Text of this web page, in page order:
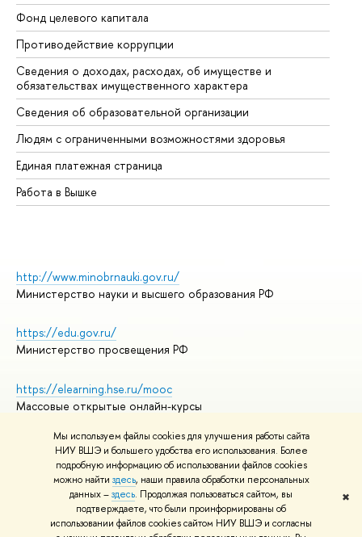
Мы используем файлы cookies для улучшения работы сайта
НИУ ВШЭ и большего удобства его использования. Более
подробную информацию об использовании файлов cookies
можно найти здесь, наши правила обработки персональных
данных –здесь. Продолжая пользоваться сайтом, вы
подтверждаете, что были проинформированы об
использовании файлов cookies сайтом НИУ ВШЭ и согласны
✖
Фонд целевого капитала
Противодействие коррупции
Сведения о доходах, расходах, об имуществе и
обязательствах имущественного характера
Сведения об образовательной организации
Людям с ограниченными возможностями здоровья
Единая платежная страница
Работа в Вышке
http://www.minobrnauki.gov.ru/
Министерство науки и высшего образования РФ
https://edu.gov.ru/
Министерство просвещения РФ
https://elearning.hse.ru/mooc
Массовые открытые онлайн-курсы
© НИУ ВШЭ 1993–2026
Адреса и контакты
Условия использования материалов
Политика конфиденциальности
Правила применения рекомендательных технологий в НИУ ВШЭ